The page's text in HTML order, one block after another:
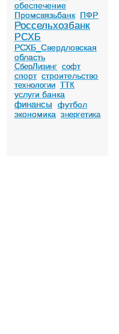
обеспечение
Промсвязьбанк ПФР
Россельхозбанк
РСХБ
РСХБ_Свердловская
область
СберЛизинг софт
спорт строительство
технологии ТТК
услуги банка
финансы
футбол
экономика
энергетика